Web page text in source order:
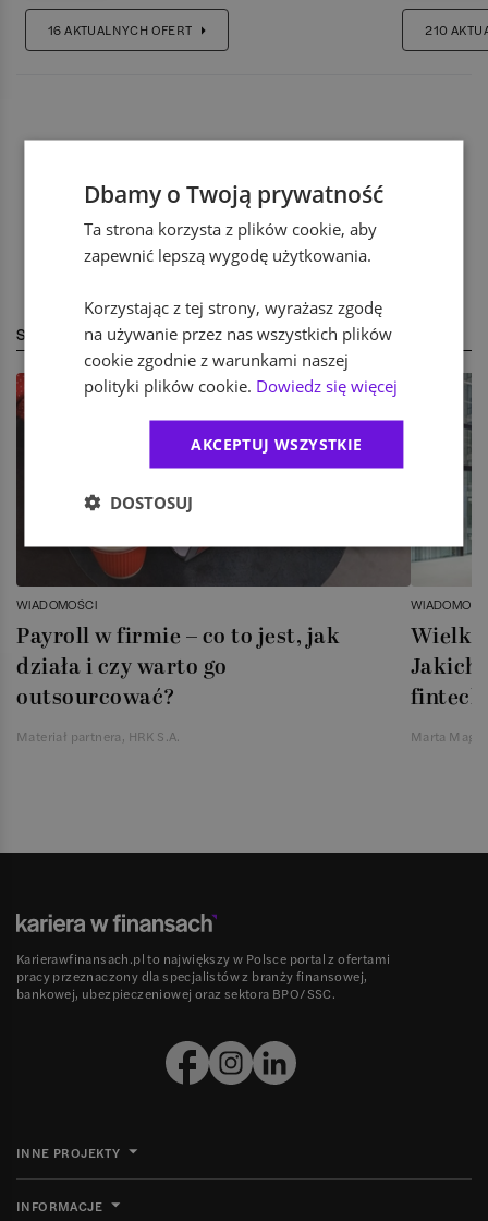
16AKTUALNYCH OFERT 210
STREFA EKSPERTA
WIADOMOŚCI
Payroll w firmie – co to jest, jak
działa i czy warto go
outsourcować?
Materiał partnera, HRK S.A.
Jakich
Marta
Karierawfinansach.pl to największy w Polsce portal z ofertami
pracy przeznaczony dla specjalistów z branży finansowej,
bankowej, ubezpieczeniowej oraz sektora BPO/SSC.
INNE PROJEKTY
INFORMACJE
Dbamy o Twoją prywatność
Ta strona korzysta z plików cookie, aby
zapewnić lepszą wygodę użytkowania.
Korzystając z tej strony, wyrażasz zgodę
na używanie przez nas wszystkich plików
cookie zgodnie z warunkami naszej
polityki plików cookie. Dowiedz się więcej
AKCEPTUJ WSZYSTKIE
DOSTOSUJ